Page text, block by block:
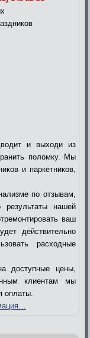
и выходи из
поломку. Мы
и паркетников,
по отзывам,
нашей
ваш
действительно
расходные
доступные цены,
клиентам мы
оплаты.